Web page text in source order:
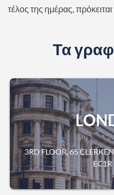
τέλος της ημέρας,
Τα
3RD FLOOR, 65
EC1R